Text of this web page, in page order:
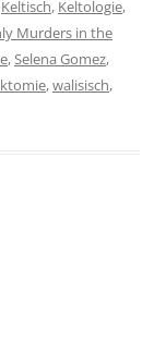
Keltisch, Keltologie,
Murders in the
,Selena Gomez,
,walisisch,